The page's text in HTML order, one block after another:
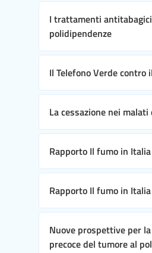
I trattamenti
polidipendenze
Il Telefono Verde contro
La cessazione nei malati
Rapporto Il fumo in
Rapporto Il fumo in
Nuove prospettive per
precoce del tumore al